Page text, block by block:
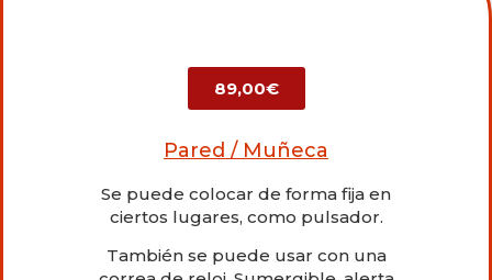
89,00€
Pared / Muñeca
Se puede colocar de forma fija en
ciertos lugares, como pulsador.
También se puede usar con una